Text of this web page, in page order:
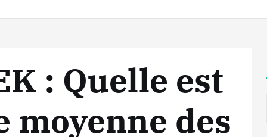
: Quelle est
moyenne des